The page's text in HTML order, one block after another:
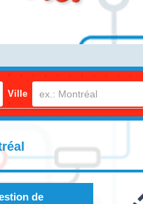
Ville
de